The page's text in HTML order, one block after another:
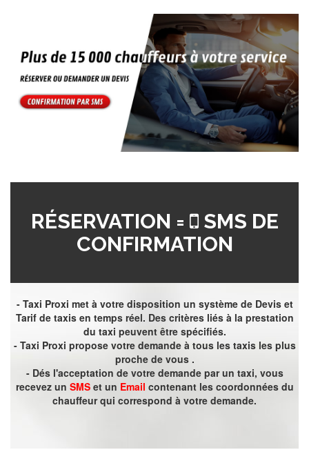
RÉSERVATION =
SMS DE
CONFIRMATION
- Taxi Proxi met à votre disposition un système de Devis et
Tarif de taxis en temps réel. Des critères liés à la prestation
du taxi peuvent être spécifiés.
- Taxi Proxi propose votre demande à tous les taxis les plus
proche de vous .
- Dés l'acceptation de votre demande par un taxi, vous
recevez un SMSet un Email contenant les coordonnées du
chauffeur qui correspond à votre demande.